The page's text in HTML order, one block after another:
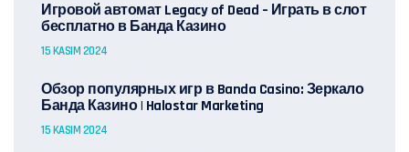
Игровой автомат Legacy of Dead – Играть в слот
бесплатно в Банда Казино
15 KASIM 2024
Обзор популярных игр в Banda Casino: Зеркало
Банда Казино | Halostar Marketing
15 KASIM 2024